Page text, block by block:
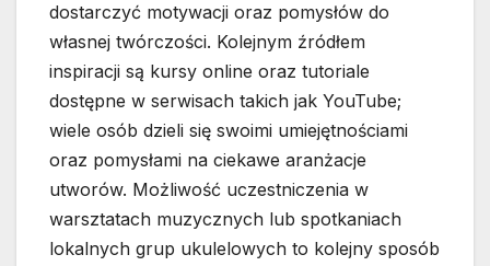
dostarczyć motywacji oraz pomysłów do
własnej twórczości. Kolejnym źródłem
inspiracji są kursy online oraz tutoriale
dostępne w serwisach takich jak YouTube;
wiele osób dzieli się swoimi umiejętnościami
oraz pomysłami na ciekawe aranżacje
utworów. Możliwość uczestniczenia w
warsztatach muzycznych lub spotkaniach
lokalnych grup ukulelowych to kolejny sposób